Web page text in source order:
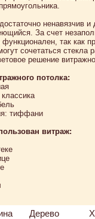
ненавязчив
За счет
функционален, так
сочетаться стекла
решение
потолка:
тиффани
витраж:
Дерево